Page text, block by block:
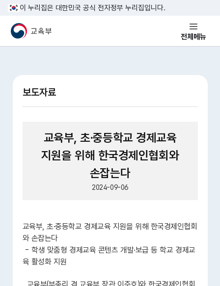
본문 바로가기
이 누리집은 대한민국 공식 전자정부 누리집입니다.
교육부 국민 메인홈페이지 전체메뉴
보도자료
교육부, 초·중등학교 경제교육
지원을 위해 한국경제인협회와
손잡는다
2024-09-06
교육부, 초·중등학교 경제교육 지원을 위해 한국경제인협회
와 손잡는다
- 학생 맞춤형 경제교육 콘텐츠 개발·보급 등 학교 경제교
육 활성화 지원
교육부(부총리 겸 교육부 장관 이주호)와 한국경제인협회